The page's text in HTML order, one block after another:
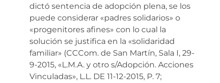
dictó sentencia de adopción plena, se los
puede considerar «padres solidarios» o
«progenitores afines» con lo cual la
solución se justifica en la «solidaridad
familiar» (CCCom. de San Martín, Sala I, 29-
9-2015, «L.M.A. y otro s/Adopción. Acciones
Vinculadas», L.L. DE 11-12-2015, P. 7;